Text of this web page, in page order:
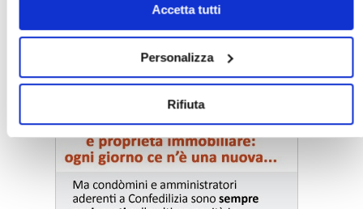
Accetta tutti
Personalizza
Rifiuta
〉 Notizie e Banche dati